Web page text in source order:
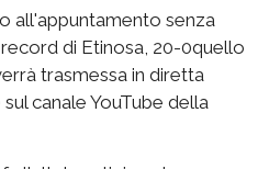
all'appuntamento senza
di Etinosa, 20-0quello
trasmessa in diretta
canale YouTube della